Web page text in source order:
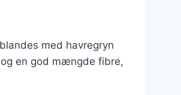
med havregryn
en god mængde fibre,